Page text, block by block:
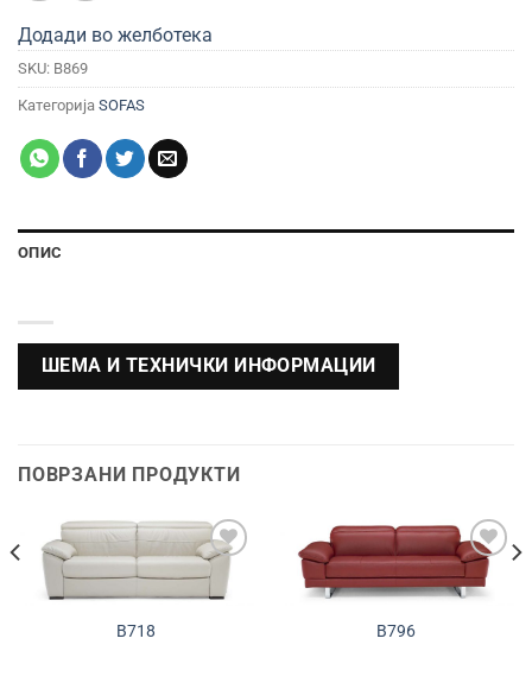
Додади во желботека
SKU: B869
Категорија SOFAS
ОПИС
ШЕМА И ТЕХНИЧКИ ИНФОРМАЦИИ
ПОВРЗАНИ ПРОДУКТИ
Додади во
желботека
B718
Додади во
желботека
B796